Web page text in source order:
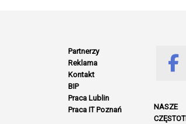
Partnerzy
Reklama
Kontakt
BIP
Praca Lublin
Praca IT Poznań
NASZE